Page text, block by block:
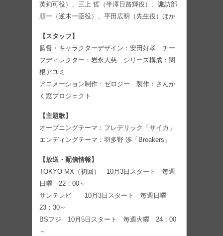
英莉可役）、三上 哲（半澤日路輝役）、諏訪部
順一（逆木一臣役）、平田広明（先生役）ほか
【スタッフ】
監督・キャラクターデザイン：安田好孝 チー
フディレクター：岩永大慈 シリーズ構成：関
根アユミ
アニメーション制作：ゼロジー 製作：さんか
く窓プロジェクト
【主題歌】
オープニングテーマ：フレデリック「サイカ」
エンディングテーマ：羽多野 渉「Breakers」
【放送・配信情報】
TOKYO MX（初回） 10月3日スタート 毎週
日曜 22：00～
サンテレビ 10月3日スタート 毎週日曜
23：30～
BSフジ 10月5日スタート 毎週火曜 24：00
～